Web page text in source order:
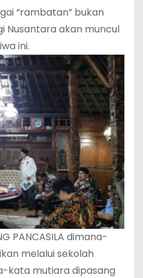
“rambatan” bukan
Nusantara akan muncul
ini.
PANCASILA dimana-
melalui sekolah
kata mutiara dipasang